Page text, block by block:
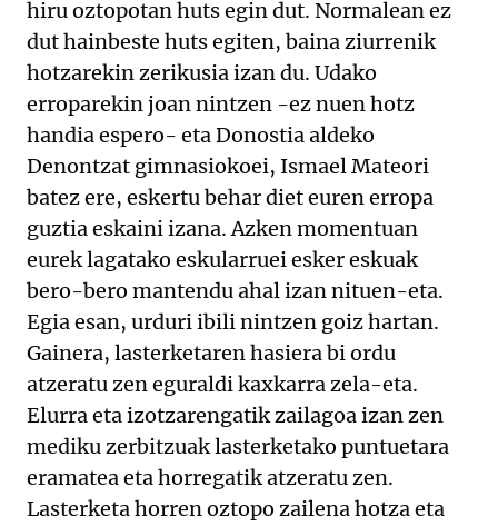
hiru oztopotan huts egin dut. Normalean ez
dut hainbeste huts egiten, baina ziurrenik
hotzarekin zerikusia izan du. Udako
erroparekin joan nintzen -ez nuen hotz
handia espero- eta Donostia aldeko
Denontzat gimnasiokoei, Ismael Mateori
batez ere, eskertu behar diet euren erropa
guztia eskaini izana. Azken momentuan
eurek lagatako eskularruei esker eskuak
bero-bero mantendu ahal izan nituen-eta.
Egia esan, urduri ibili nintzen goiz hartan.
Gainera, lasterketaren hasiera bi ordu
atzeratu zen eguraldi kaxkarra zela-eta.
Elurra eta izotzarengatik zailagoa izan zen
mediku zerbitzuak lasterketako puntuetara
eramatea eta horregatik atzeratu zen.
Lasterketa horren oztopo zailena hotza eta